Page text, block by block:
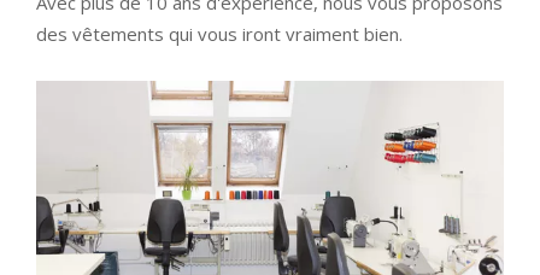
des vêtements qui vous iront vraiment bien.